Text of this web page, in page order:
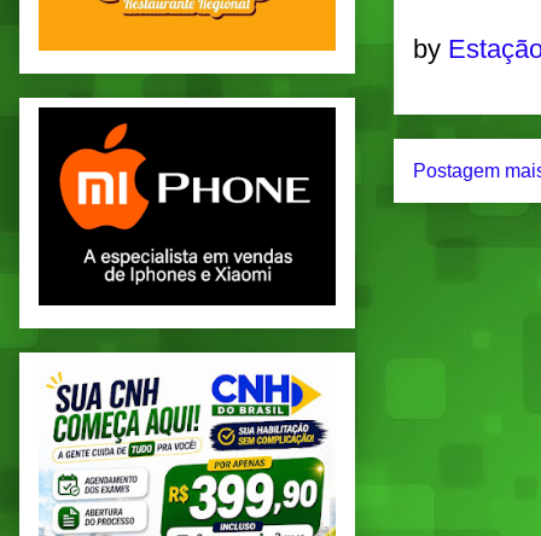
by
Postagem